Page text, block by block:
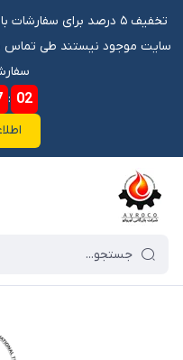
: 02
فروشگاه آنلاین آوروکو